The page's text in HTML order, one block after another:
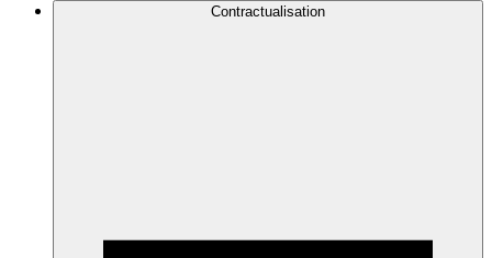
Contractualisation